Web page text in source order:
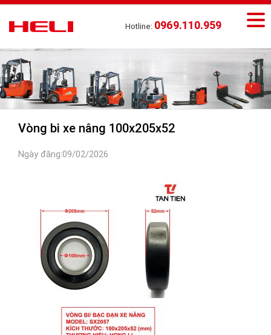
Hotline: 0969.110.959
Vòng bi xe nâng 100x205x52
Ngày đăng:09/02/2026